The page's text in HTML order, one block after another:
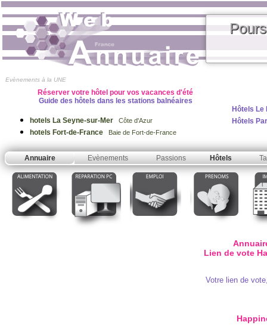
Evènements à la UNE
Réserver votre hôtel pour vos vacances d'été
Guide des hôtels dans les stations balnéaires
hotels La Seyne-sur-Mer Côte d'Azur
hotels Fort-de-France Baie de Fort-de-France
Hôtels Le
Hôtels
Annuaire Evènements Passions Hôtels
Lien de vote
Votre lien de